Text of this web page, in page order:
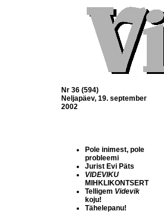
Nr 36 (594)
Neljapäev, 19. september
2002
Pole inimest, pole
probleemi
Jurist Evi Päts
VIDEVIKU
MIHKLIKONTSERT
Telligem Videvik
koju!
Tähelepanu!